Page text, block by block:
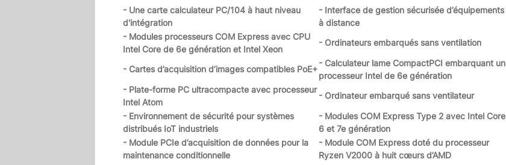
- Une carte calculateur PC/104 à haut niveau
d'intégration
- Interface de gestion sécurisée d’équipements
à distance
- Modules processeurs COM Express avec CPU
Intel Core de 6e génération et Intel Xeon
- Ordinateurs embarqués sans ventilation
- Cartes d’acquisition d’images compatibles PoE+
- Calculateur lame CompactPCI embarquant un
processeur Intel de 6e génération
- Plate-forme PC ultracompacte avec processeur
Intel Atom
- Ordinateur embarqué sans ventilateur
- Environnement de sécurité pour systèmes
distribués IoT industriels
- Modules COM Express Type 2 avec Intel Core
6 et 7e génération
- Module PCIe d’acquisition de données pour la
maintenance conditionnelle
- Module COM Express doté du processeur
Ryzen V2000 à huit cœurs d’AMD